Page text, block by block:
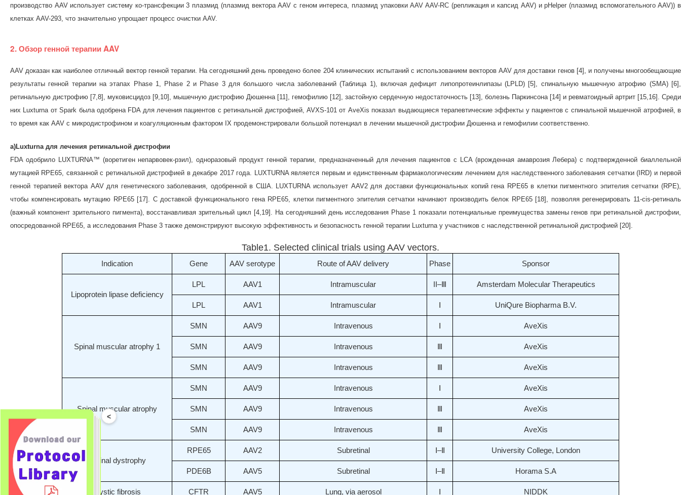
производство AAV использует систему ко-трансфекции 3 плазмид (плазмид вектора AAV с геном интереса, плазмид упаковки AAV AAV-RC (репликация и капсид AAV) и pHelper (плазмид вспомогательного AAV)) в
клетках AAV-293, что значительно упрощает процесс очистки AAV.
2. Обзор генной терапии AAV
AAV доказан как наиболее отличный вектор генной терапии. На сегодняшний день проведено более 204 клинических испытаний с использованием векторов AAV для доставки генов [4], и получены многообещающие
результаты генной терапии на этапах Phase 1, Phase 2 и Phase 3 для большого числа заболеваний (Таблица 1), включая дефицит липопротеинлипазы (LPLD) [5], спинальную мышечную атрофию (SMA) [6],
ретинальную дистрофию [7,8], муковисцидоз [9,10], мышечную дистрофию Дюшенна [11], гемофилию [12], застойную сердечную недостаточность [13], болезнь Паркинсона [14] и ревматоидный артрит [15,16]. Среди
них Luxturna от Spark была одобрена FDA для лечения пациентов с ретинальной дистрофией, AVXS-101 от AveXis показал выдающиеся терапевтические эффекты у пациентов с спинальной мышечной атрофией, в
то время как AAV с микродистрофином и коагуляционным фактором IX продемонстрировали большой потенциал в лечении мышечной дистрофии Дюшенна и гемофилии соответственно.
a)Luxturna для лечения ретинальной дистрофии
FDA одобрило LUXTURNA™ (воретиген непарвовек-рзил), одноразовый продукт генной терапии, предназначенный для лечения пациентов с LCA (врожденная амаврозия Лебера) с подтвержденной биаллельной
мутацией RPE65, связанной с ретинальной дистрофией в декабре 2017 года. LUXTURNA является первым и единственным фармакологическим лечением для наследственного заболевания сетчатки (IRD) и первой
генной терапией вектора AAV для генетического заболевания, одобренной в США. LUXTURNA использует AAV2 для доставки функциональных копий гена RPE65 в клетки пигментного эпителия сетчатки (RPE),
чтобы компенсировать мутацию RPE65 [17]. С доставкой функционального гена RPE65, клетки пигментного эпителия сетчатки начинают производить белок RPE65 [18], позволяя регенерировать 11-cis-ретиналь
(важный компонент зрительного пигмента), восстанавливая зрительный цикл [4,19]. На сегодняшний день исследования Phase 1 показали потенциальные преимущества замены генов при ретинальной дистрофии,
опосредованной RPE65, а исследования Phase 3 также демонстрируют высокую эффективность и безопасность генной терапии Luxturna у участников с наследственной ретинальной дистрофией [20].
Table1. Selected clinical trials using AAV vectors.
Indication Gene AAV serotype Route of AAV delivery Phase Sponsor
Lipoprotein lipase deficiency
LPL AAV1 Intramuscular II–Ⅲ Amsterdam Molecular Therapeutics
LPL AAV1 Intramuscular Ⅰ UniQure Biopharma B.V.
Spinal muscular atrophy 1
SMN AAV9 Intravenous Ⅰ AveXis
SMN AAV9 Intravenous Ⅲ AveXis
SMN AAV9 Intravenous Ⅲ AveXis
Spinal muscular atrophy
SMN AAV9 Intravenous Ⅰ AveXis
SMN AAV9 Intravenous Ⅲ AveXis
SMN AAV9 Intravenous Ⅲ AveXis
Retinal dystrophy
RPE65 AAV2 Subretinal Ⅰ–Ⅱ University College, London
PDE6B AAV5 Subretinal Ⅰ–Ⅱ Horama S.A
Cystic fibrosis CFTR AAV5 Lung, via aerosol Ⅰ NIDDK
<